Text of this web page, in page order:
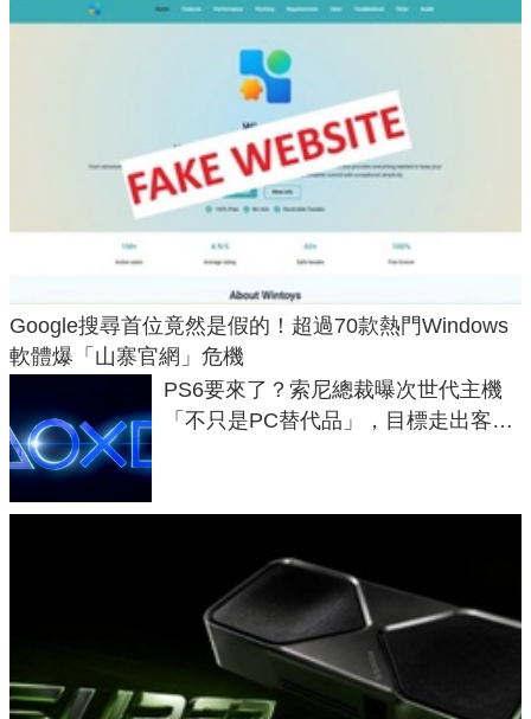
Google搜尋首位竟然是假的！超過70款熱門Windows
軟體爆「山寨官網」危機
PS6要來了？索尼總裁曝次世代主機
「不只是PC替代品」，目標走出客